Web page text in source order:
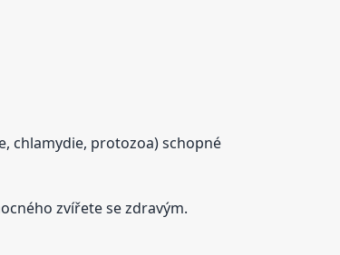
chlamydie, protozoa) schopné
zvířete se zdravým.